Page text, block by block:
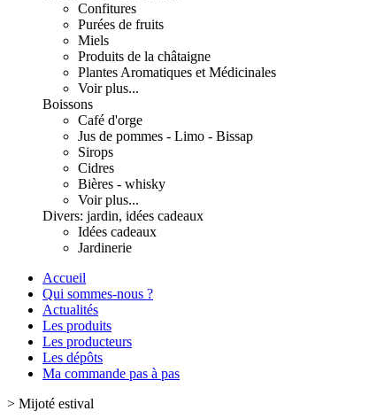
Confitures
Purées de fruits
Miels
Produits de la châtaigne
Plantes Aromatiques et Médicinales
Voir plus...
Boissons
Café d'orge
Jus de pommes - Limo - Bissap
Sirops
Cidres
Bières - whisky
Voir plus...
Divers: jardin, idées cadeaux
Idées cadeaux
Jardinerie
Accueil
Qui sommes-nous ?
Actualités
Les produits
Les producteurs
Les dépôts
Ma commande pas à pas
> Mijoté estival